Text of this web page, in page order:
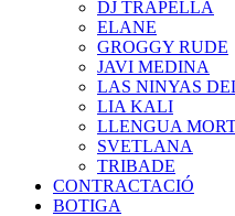
DJ TRAPELLA
ELANE
GROGGY RUDE
JAVI MEDINA
LAS NINYAS
LIA KALI
LLENGUA
SVETLANA
TRIBADE
CONTRACTACIÓ
BOTIGA